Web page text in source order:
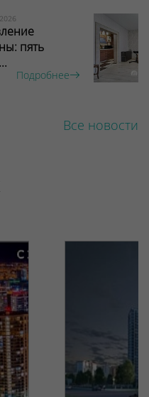
пять
Подробнее
Все новости